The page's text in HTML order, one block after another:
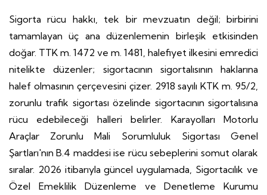
Sigorta rücu hakkı, tek bir mevzuatın değil; birbirini
tamamlayan üç ana düzenlemenin birleşik etkisinden
doğar. TTK m. 1472 ve m. 1481, halefiyet ilkesini emredici
nitelikte düzenler; sigortacının sigortalısının haklarına
halef olmasının çerçevesini çizer. 2918 sayılı KTK m. 95/2,
zorunlu trafik sigortası özelinde sigortacının sigortalısına
rücu edebileceği halleri belirler. Karayolları Motorlu
Araçlar Zorunlu Mali Sorumluluk Sigortası Genel
Şartları'nın B.4 maddesi ise rücu sebeplerini somut olarak
sıralar. 2026 itibarıyla güncel uygulamada, Sigortacılık ve
Özel Emeklilik Düzenleme ve Denetleme Kurumu